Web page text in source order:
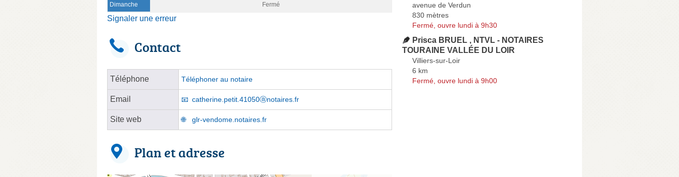
Dimanche Fermé
Signaler une erreur
Contact
Téléphone Téléphoner au notaire
Email catherine.petit.41050ⓐnotaires.fr
Site web glr-vendome.notaires.fr
Plan et adresse
avenue de Verdun
830 mètres
Fermé, ouvre lundi à 9h30
Prisca BRUEL , NTVL - NOTAIRES
TOURAINE VALLÉE DU LOIR
Villiers-sur-Loir
6 km
Fermé, ouvre lundi à 9h00